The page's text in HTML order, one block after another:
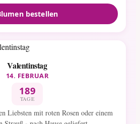
bestellen
Valentinstag
14. FEBRUAR
189
TAGE
Liebsten mit roten Rosen oder einem